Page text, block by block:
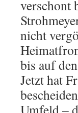
verschont
nicht
bis auf
Jetzt hat
Umfeld –